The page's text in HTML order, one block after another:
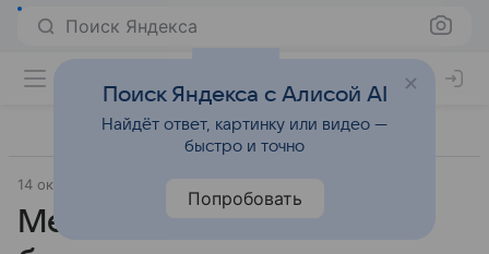
Поиск Яндекса
14 октября 2024
Месячные во время
Поиск Яндекса с Алисой AI
Найдёт ответ, картинку или видео —
быстро и точно
Попробовать